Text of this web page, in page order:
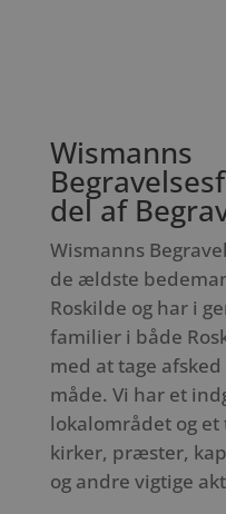
Wismanns
del af
Wismanns
de ældste
Roskilde og har i
familier i både
med at tage
måde. Vi har et
lokalområdet og
kirker, præster,
og andre vigtige